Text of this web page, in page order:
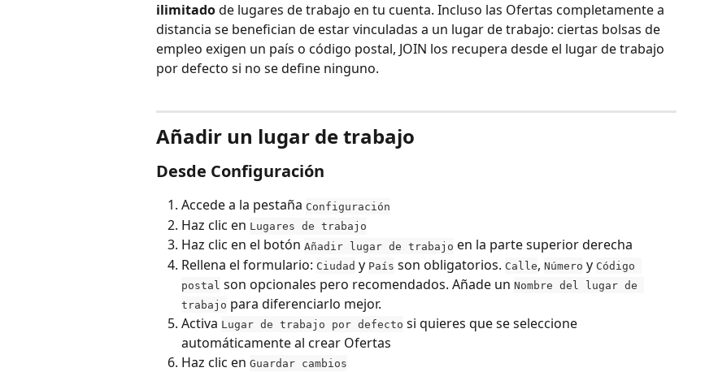
ilimitado de lugares de trabajo en tu cuenta. Incluso las Ofertas completamente a
distancia se benefician de estar vinculadas a un lugar de trabajo: ciertas bolsas de
empleo exigen un país o código postal, JOIN los recupera desde el lugar de trabajo
por defecto si no se define ninguno.
Añadir un lugar de trabajo
Desde Configuración
Accede a la pestaña Configuración
Haz clic en Lugares de trabajo
Haz clic en el botón Añadir lugar de trabajo en la parte superior derecha
Rellena el formulario: Ciudad y País son obligatorios. Calle, Número y Código
postal son opcionales pero recomendados. Añade un Nombre del lugar de
trabajo para diferenciarlo mejor.
Activa Lugar de trabajo por defecto si quieres que se seleccione
automáticamente al crear Ofertas
Haz clic en Guardar cambios